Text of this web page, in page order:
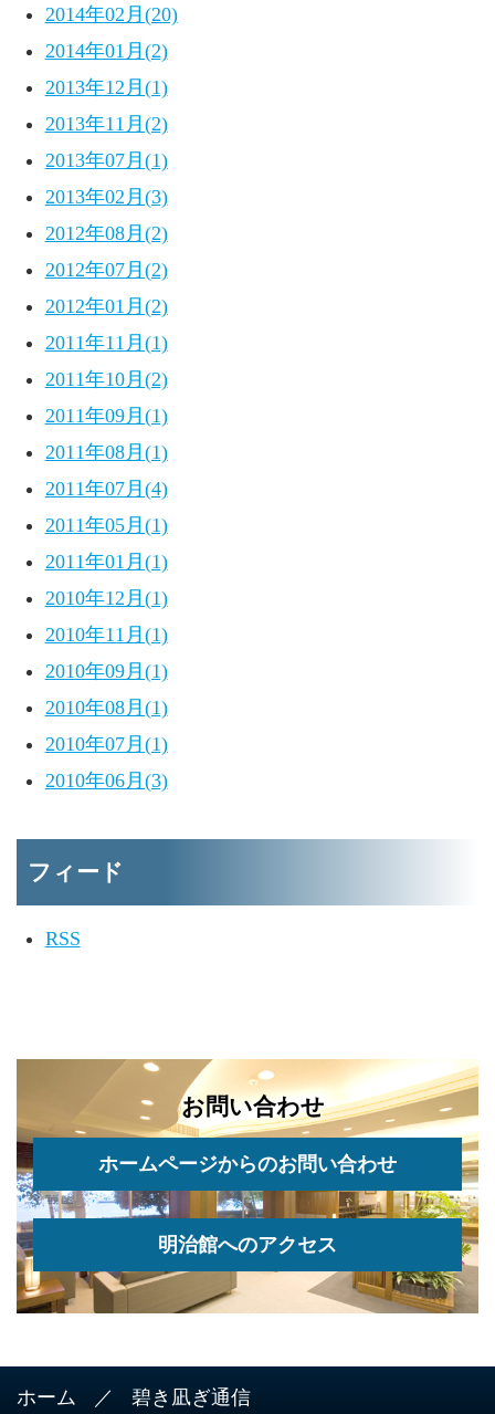
2014年02月(20)
2014年01月(2)
2013年12月(1)
2013年11月(2)
2013年07月(1)
2013年02月(3)
2012年08月(2)
2012年07月(2)
2012年01月(2)
2011年11月(1)
2011年10月(2)
2011年09月(1)
2011年08月(1)
2011年07月(4)
2011年05月(1)
2011年01月(1)
2010年12月(1)
2010年11月(1)
2010年09月(1)
2010年08月(1)
2010年07月(1)
2010年06月(3)
フィード
RSS
お問い合わせ
ホームページからのお問い合わせ
明治館へのアクセス
ホーム 碧き凪ぎ通信